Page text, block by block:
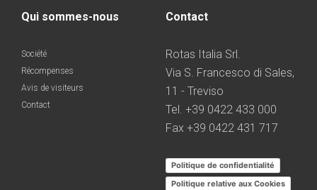
Qui sommes-nous
Société
Récompenses
Avis de visiteurs
Contact
Contact
Rotas Italia Srl.
Via S. Francesco di Sales,
11 - Treviso
Tel. +39 0422 433 000
Fax +39 0422 431 717
Politique de confidentialité
Politique relative aux Cookies